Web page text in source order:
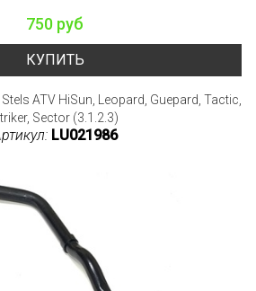
750 руб
КУПИТЬ
ATV HiSun, Leopard, Guepard, Tactic,
Sector (3.1.2.3)
LU021986